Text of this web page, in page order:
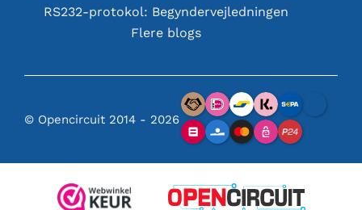
RS232-protokol: Begyndervejledningen
Flere blogs
© Opencircuit 2014 - 2026